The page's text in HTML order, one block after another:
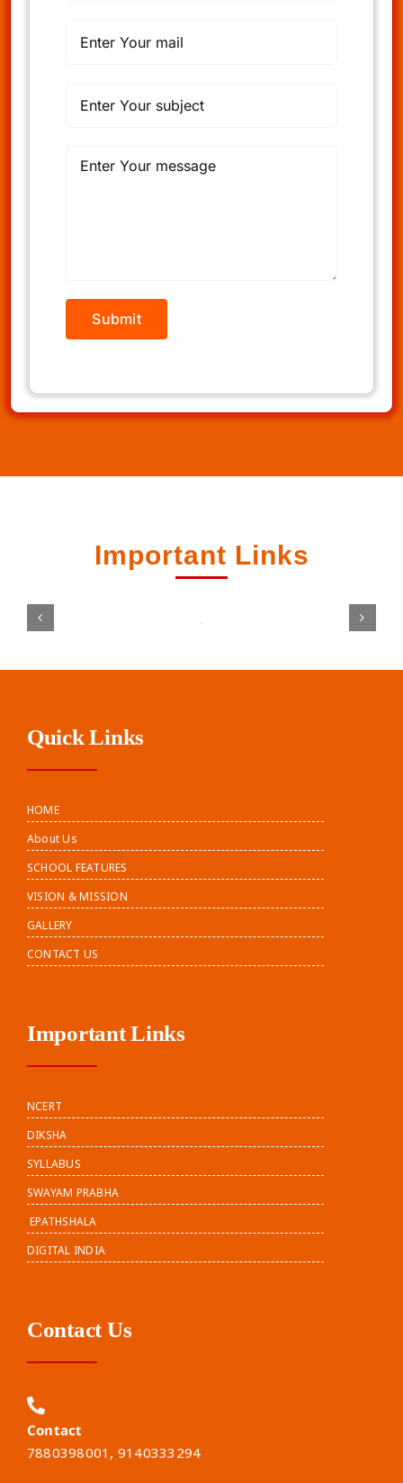
Important Links
Quick Links
HOME
About Us
SCHOOL FEATURES
VISION & MISSION
GALLERY
CONTACT US
Important Links
NCERT
DIKSHA
SYLLABUS
SWAYAM PRABHA
EPATHSHALA
DIGITAL INDIA
Contact Us
Contact
7880398001, 9140333294